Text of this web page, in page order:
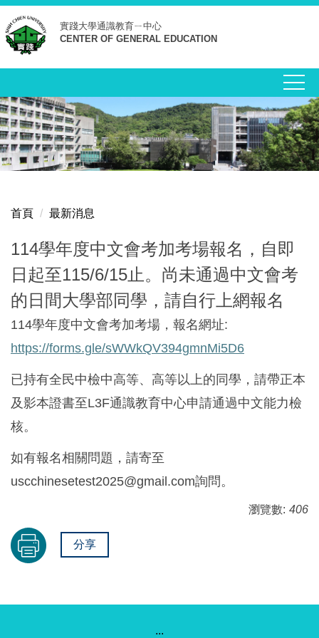
跳
到
主
要
容
區
實踐大學通識教育ㄧ中心
CENTER OF GENERAL EDUCATION
首頁 最新消息
114學年度中文會考加考場報名，自即
日起至115/6/15止。尚未通過中文會考
的日間大學部同學，請自行上網報名
114學年度中文會考加考場，報名網址:
https://forms.gle/sWWkQV394gmnMi5D6
已持有全民中檢中高等、高等以上的同學，請帶正本
及影本證書至L3F通識教育中心申請通過中文能力檢
核。
如有報名相關問題，請寄至
uscchinesetest2025@gmail.com詢問。
瀏覽數: 406
分享